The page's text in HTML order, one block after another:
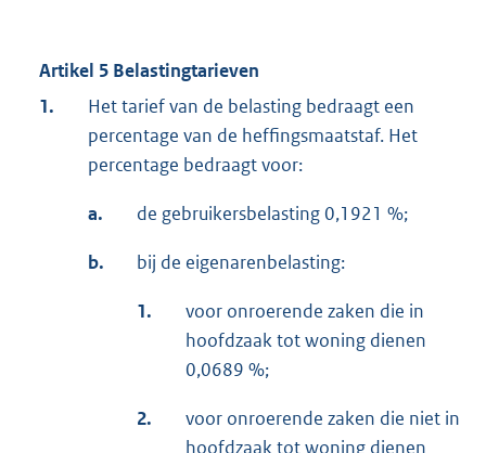
Artikel 5 Belastingtarieven
1.
Het tarief van de belasting bedraagt een
percentage van de heffingsmaatstaf. Het
percentage bedraagt voor:
a. de gebruikersbelasting 0,1921 %;
b. bij de eigenarenbelasting:
1.
voor onroerende zaken die in
hoofdzaak tot woning dienen
0,0689 %;
2.
voor onroerende zaken die niet in
hoofdzaak tot woning dienen